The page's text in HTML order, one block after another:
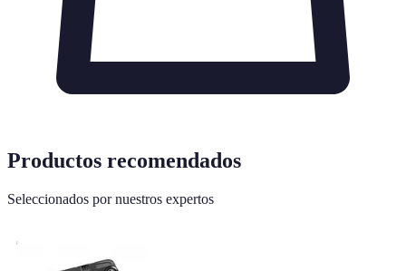
Productos recomendados
Seleccionados por nuestros expertos